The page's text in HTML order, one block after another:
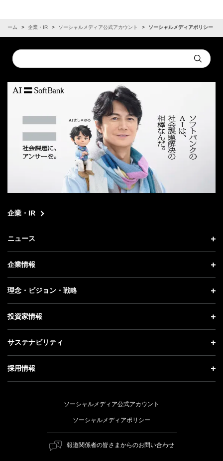
ホーム 企業・IR ソーシャルメディア公式アカウント ソーシャルメディアポリシー
Conduct
a
Submit
企業・IR
ニュース
ニュース トップ
プレスリリース
更新情報
記者説明会
企業情報
企業情報 トップ
社長メッセージ
事業紹介
ガバナンス
理念・ビジョン・戦略
理念・ビジョン・戦略 トップ
成長戦略「Activate AI for Society」
人材戦略
投資家情報
投資家情報 トップ
経営方針
個人投資家の皆さまへ
株式と社債について
サステナビリティ
サステナビリティ トップ
トップメッセージ
ESG方針・体制
マテリアリティ（重要課題）
採用情報
キャリア採用
障がい者採用
ソーシャルメディア公式アカウント
ソーシャルメディアポリシー
報道関係者の皆さまからのお問い合わせ